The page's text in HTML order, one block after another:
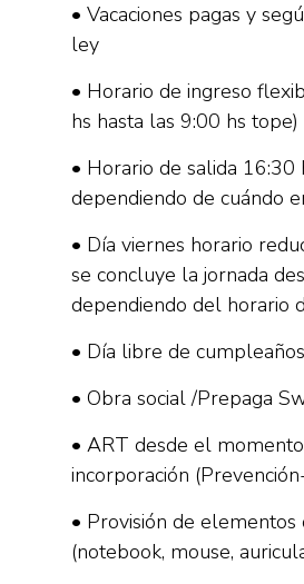
• Vacaciones pagas y
ley
• Horario de ingreso
hs hasta las 9:00 hs tope)
• Horario de salida 16:30
dependiendo de cuándo
• Día viernes horario
se concluye la jornada
dependiendo del horario
• Día libre de cumpleaños
• Obra social /Prepaga
• ART desde el
incorporación
• Provisión de elementos
(notebook, mouse,